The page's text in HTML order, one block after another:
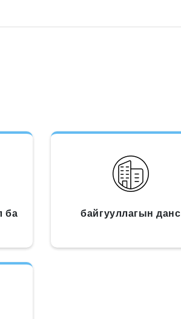
ба байгууллагын данс